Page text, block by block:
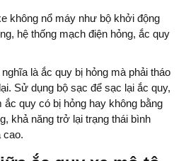
không nổ máy như bộ khởi động
hệ thống mạch điện hỏng, ắc quy
là ắc quy bị hỏng mà phải tháo
Sử dụng bộ sạc để sạc lại ắc quy,
quy có bị hỏng hay không bằng
khả năng trở lại trạng thái bình
cao.